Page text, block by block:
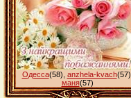
Одесса(58) anzhela-kvach(57)
маня(57)